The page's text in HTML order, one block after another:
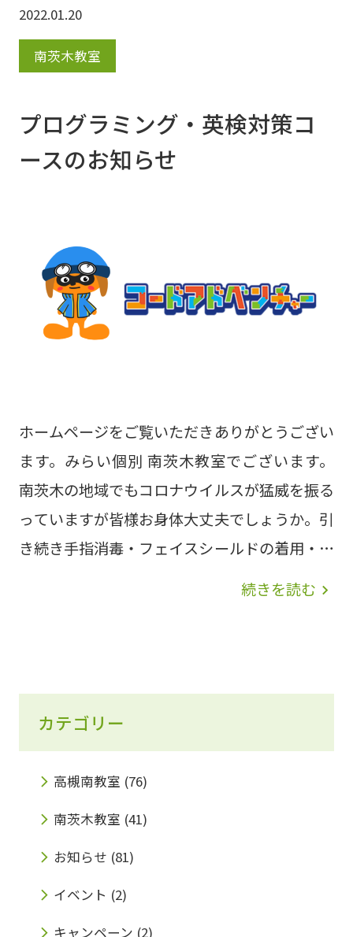
て頂くため、この三日間のテスト対策に招待い
たします????対象は南中学校・平田中学校の
に通っている場合は、そのお友達に下記用紙を
もらい教室まで提出してください！「友達は通
っていないけど、興味がある！」という方は教
受付中！ お気軽にお問い合わせください。 〒
567-0895大阪府茨木市玉櫛２丁目30-17 プ
ランドールモトイ1Fみらい個別 南茨木教室
TEL 072-665-9717
2022.01.20
南茨木教室
プログラミング・英検対策コ
ースのお知らせ
ホームページをご覧いただきありがとうござい
ます。みらい個別 南茨木教室でございます。
南茨木の地域でもコロナウイルスが猛威を振る
っていますが皆様お身体大丈夫でしょうか。引
き続き手指消毒・フェイスシールドの着用・換
気など感染症対策を徹底していきます。 光善
に与える影響は大きく、2020年より小学校で
のプログラミングが必修化されました。また、
高等学校におきましては、2022年度から「情
報Ⅰ」の科目が全面的に必修化され、本格的に
プログラミングを学びます。さらに、2024年
報」の科目において、プログラミングが出題さ
れることが決定しました。 小学生のうちから
プログラミングに触れておくことは、これから
続きを読む navigate_next
カテゴリー
高槻南教室 (76)
南茨木教室 (41)
お知らせ (81)
イベント (2)
キャンペーン (2)